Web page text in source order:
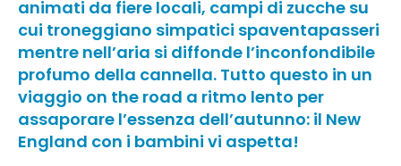
animati da fiere locali, campi di zucche su
cui troneggiano simpatici spaventapasseri
mentre nell’aria si diffonde l’inconfondibile
profumo della cannella. Tutto questo in un
viaggio on the road a ritmo lento per
assaporare l’essenza dell’autunno: il New
England con i bambini vi aspetta!